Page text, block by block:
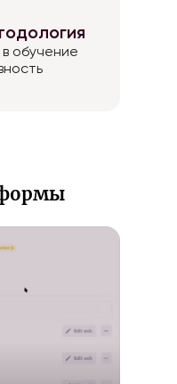
обучение